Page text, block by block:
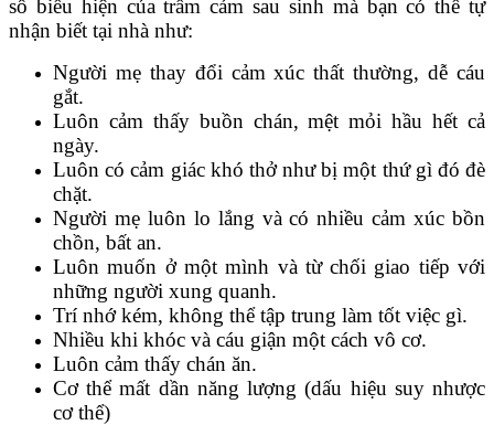
số biểu hiện của trầm cảm sau sinh mà bạn có thể tự
nhận biết tại nhà như:
Người mẹ thay đổi cảm xúc thất thường, dễ cáu
gắt.
Luôn cảm thấy buồn chán, mệt mỏi hầu hết cả
ngày.
Luôn có cảm giác khó thở như bị một thứ gì đó đè
chặt.
Người mẹ luôn lo lắng và có nhiều cảm xúc bồn
chồn, bất an.
Luôn muốn ở một mình và từ chối giao tiếp với
những người xung quanh.
Trí nhớ kém, không thể tập trung làm tốt việc gì.
Nhiều khi khóc và cáu giận một cách vô cơ.
Luôn cảm thấy chán ăn.
Cơ thể mất dần năng lượng (dấu hiệu suy nhược
cơ thể)